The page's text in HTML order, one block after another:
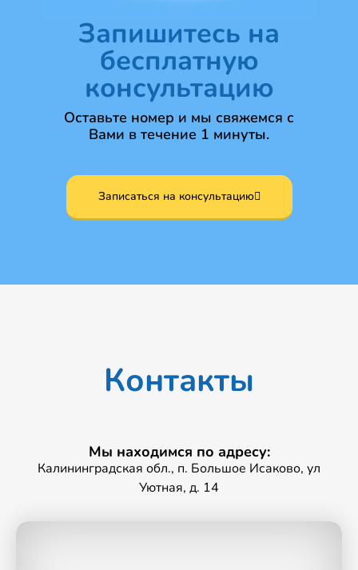
Запишитесь на
бесплатную
консультацию
Оставьте номер и мы свяжемся с
Вами в течение 1 минуты.
Записаться на консультацию
Контакты
Мы находимся по адресу:
Калининградская обл., п. Большое Исаково, ул
Уютная, д. 14